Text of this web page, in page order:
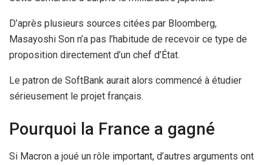
D’après plusieurs sources citées par Bloomberg,
Masayoshi Son n’a pas l’habitude de recevoir ce type de
proposition directement d’un chef d’État.
Le patron de SoftBank aurait alors commencé à étudier
sérieusement le projet français.
Pourquoi la France a gagné
Si Macron a joué un rôle important, d’autres arguments ont